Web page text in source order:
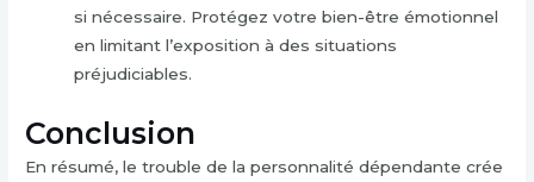
si nécessaire. Protégez votre bien-être émotionnel
en limitant l’exposition à des situations
préjudiciables.
Conclusion
En résumé, le trouble de la personnalité dépendante crée